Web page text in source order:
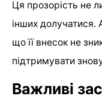
Ця прозорість не
інших
що її внесок не
підтримувати
Важливі